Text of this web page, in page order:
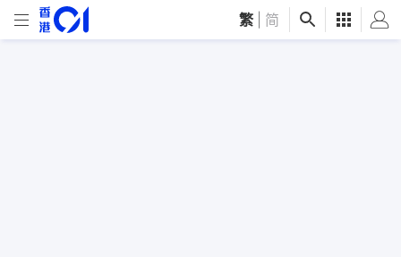
繁 简